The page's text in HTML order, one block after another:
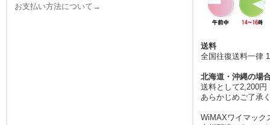
2026.5.13
お支払い方法について→
送料
全国往復送料一律
北海道・沖縄の場
送料として2,200
あらかじめご了承
WiMAXワイマック